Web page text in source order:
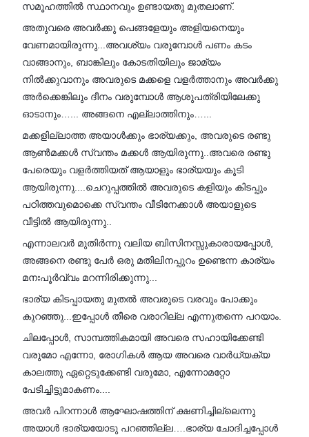
സമൂഹത്തിൽ സ്ഥാനവും ഉണ്ടായതു മുതലാണ്.
അതുവരെ അവർക്കു പെങ്ങളേയും അളിയനെയും
വേണമായിരുന്നു...അവശ്യം വരുമ്പോൾ പണം കടം
വാങ്ങാനും, ബാങ്കിലും കോടതിയിലും ജാമ്യം
നിൽക്കുവാനും അവരുടെ മക്കളെ വളർത്താനും അവർക്കു
അർക്കെങ്കിലും ദീനം വരുമ്പോൾ ആശുപത്രിയിലേക്കു
ഓടാനും…... അങ്ങനെ എല്ലാത്തിനും…...
മക്കളില്ലാത്ത അയാൾക്കും ഭാര്യക്കും, അവരുടെ രണ്ടു
ആൺമക്കൾ സ്വന്തം മക്കൾ ആയിരുന്നു..അവരെ രണ്ടു
പേരെയും വളർത്തിയത് ആയാളും ഭാര്യയും കൂടി
ആയിരുന്നു....ചെറുപ്പത്തിൽ അവരുടെ കളിയും കിടപ്പും
പഠിത്തവുമൊക്കെ സ്വന്തം വീടിനേക്കാൾ അയാളുടെ
വീട്ടിൽ ആയിരുന്നു..
എന്നാലവർ മുതിർന്നു വലിയ ബിസിനസ്സുകാരായപ്പോൾ,
അങ്ങനെ രണ്ടു പേർ ഒരു മതിലിനപ്പുറം ഉണ്ടെന്ന കാര്യം
മനഃപൂർവ്വം മറന്നിരിക്കുന്നു...
ഭാര്യ കിടപ്പായതു മുതൽ അവരുടെ വരവും പോക്കും
കുറഞ്ഞു...ഇപ്പോൾ തീരെ വരാറില്ല എന്നുതന്നെ പറയാം.
ചിലപ്പോൾ, സാമ്പത്തികമായി അവരെ സഹായിക്കേണ്ടി
വരുമോ എന്നോ, രോഗികൾ ആയ അവരെ വാർധ്യക്യ
കാലത്തു ഏറ്റെടുക്കേണ്ടി വരുമോ, എന്നോമറ്റോ
പേടിച്ചിട്ടുമാകണം....
അവർ പിറന്നാൾ ആഘോഷത്തിന് ക്ഷണിച്ചില്ലെന്നു
അയാൾ ഭാര്യയോടു പറഞ്ഞില്ല….ഭാര്യ ചോദിച്ചപ്പോൾ